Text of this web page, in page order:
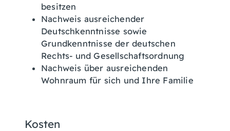
besitzen
Nachweis ausreichender
Deutschkenntnisse sowie
Grundkenntnisse der deutschen
Rechts- und Gesellschaftsordnung
Nachweis über ausreichenden
Wohnraum für sich und Ihre Familie
Kosten